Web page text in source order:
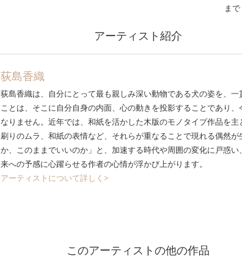
ま
アーティスト紹介
荻島香織
荻島香織は、自分にとって最も親しみ深い動物である犬の姿を、
ことは、そこに自分自身の内面、心の動きを投影することであり
なりません。近年では、和紙を活かした木版のモノタイプ作品を主
刷りのムラ、和紙の表情など、それらが重なることで現れる偶然
か、このままでいいのか」と、加速する時代や周囲の変化に戸惑
来への予感に心躍らせる作者の心情が浮かび上がります。
アーティストについて詳しく>
このアーティストの他の作品